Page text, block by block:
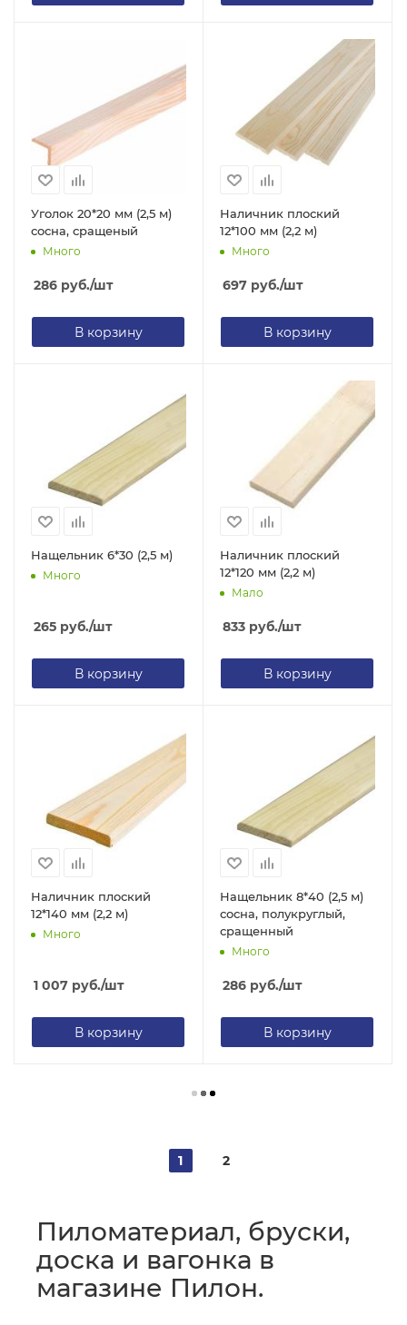
Уголок 20*20 мм (2,5 м)
сосна, сращеный
Много
286 руб./шт
В корзину
Наличник плоский
12*100 мм (2,2 м)
Много
697 руб./шт
В корзину
Нащельник 6*30 (2,5 м)
Много
265 руб./шт
В корзину
Наличник плоский
12*120 мм (2,2 м)
Мало
833 руб./шт
В корзину
Наличник плоский
12*140 мм (2,2 м)
Много
1 007 руб./шт
В корзину
Нащельник 8*40 (2,5 м)
сосна, полукруглый,
сращенный
Много
286 руб./шт
В корзину
1 2
Пиломатериал, бруски,
доска и вагонка в
магазине Пилон.